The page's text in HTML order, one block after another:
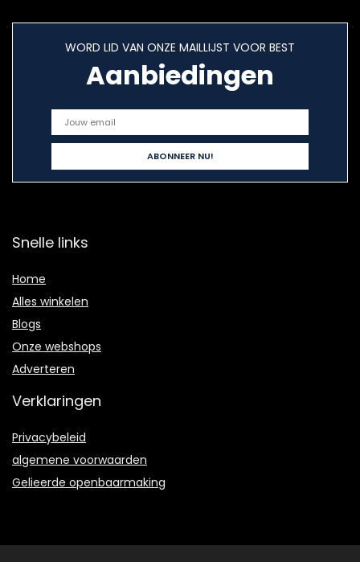
WORD LID VAN ONZE MAILLIJST VOOR BEST
Aanbiedingen
Snelle links
Home
Alles winkelen
Blogs
Onze webshops
Adverteren
Verklaringen
Privacybeleid
algemene voorwaarden
Gelieerde openbaarmaking